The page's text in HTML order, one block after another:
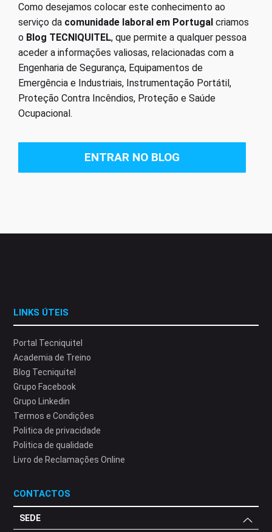
Como desejamos colocar este conhecimento ao
serviço da comunidade laboral em Portugal criamos
o Blog TECNIQUITEL, que permite a qualquer pessoa
aceder a informações valiosas, relacionadas com a
Engenharia de Segurança, Equipamentos de
Emergência e Industriais, Instrumentação Portátil,
Proteção Contra Incêndios, Proteção e Saúde
Ocupacional.
ENTRAR NO BLOG
LINKS ÚTEIS
Portal Tecniquitel
Academia de Treino
Blog Tecniquitel
Grupo Facebook
Grupo Linkedin
Termos e Condições
Politica de privacidade
Politica de qualidade
Livro de Reclamações Online
CONTACTOS
SEDE